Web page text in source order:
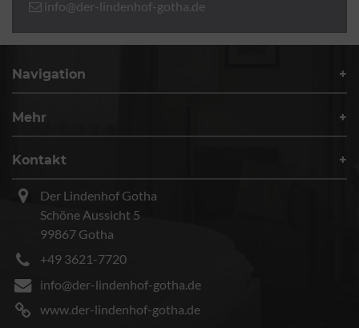
info@der-lindenhof-gotha.de
Navigation
Mehr
Kontakt
Der Lindenhof Gotha
Schöne Aussicht 5
99867 Gotha
+49 3621-7720
info@der-lindenhof-gotha.de
www.der-lindenhof-gotha.de